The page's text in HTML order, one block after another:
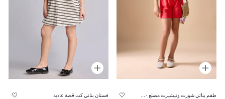
فستان بناتي كت قصة عادية